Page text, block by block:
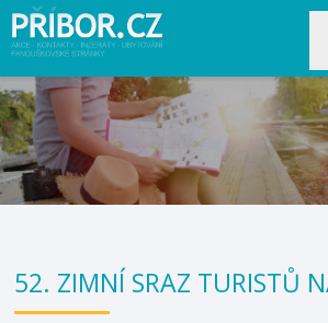
52. ZIMNÍ SRAZ TURISTŮ